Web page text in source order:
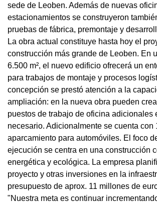
sede de Leoben. Además de nuevas
estacionamientos se construyeron
pruebas de fábrica, premontaje y
La obra actual constituye hasta hoy el
construcción más grande de Leoben. En
6.500 m², el nuevo edificio ofrecerá un
para trabajos de montaje y procesos
concepción se prestó atención a la
ampliación: en la nueva obra pueden
puestos de trabajo de oficina adicionales
necesario. Adicionalmente se cuenta con
aparcamiento para automóviles. El foco
ejecución se centra en una construcción
energética y ecológica. La empresa
proyecto y otras inversiones en la
presupuesto de aprox. 11 millones de
"Nuestra meta es continuar